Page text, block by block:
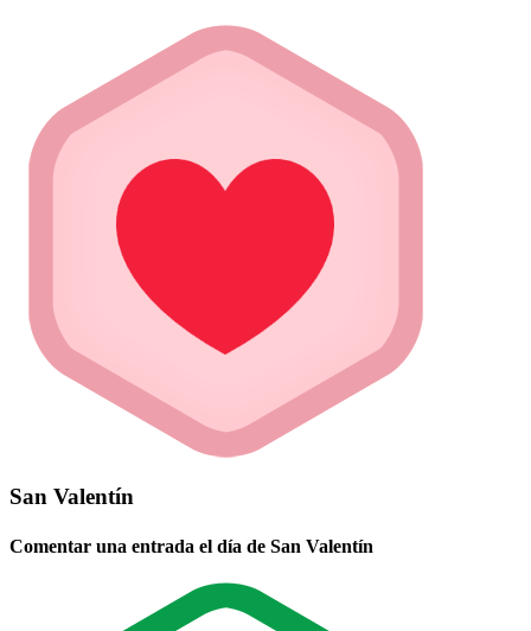
San Valentín
Comentar una entrada el día de San Valentín